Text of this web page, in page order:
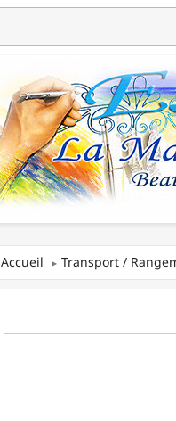
Accueil Transport /